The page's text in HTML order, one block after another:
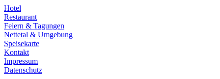
Hotel
Restaurant
Feiern & Tagungen
Nettetal & Umgebung
Speisekarte
Kontakt
Impressum
Datenschutz